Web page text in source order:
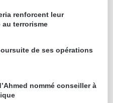
renforcent leur
au terrorisme
de ses opérations
nommé conseiller à